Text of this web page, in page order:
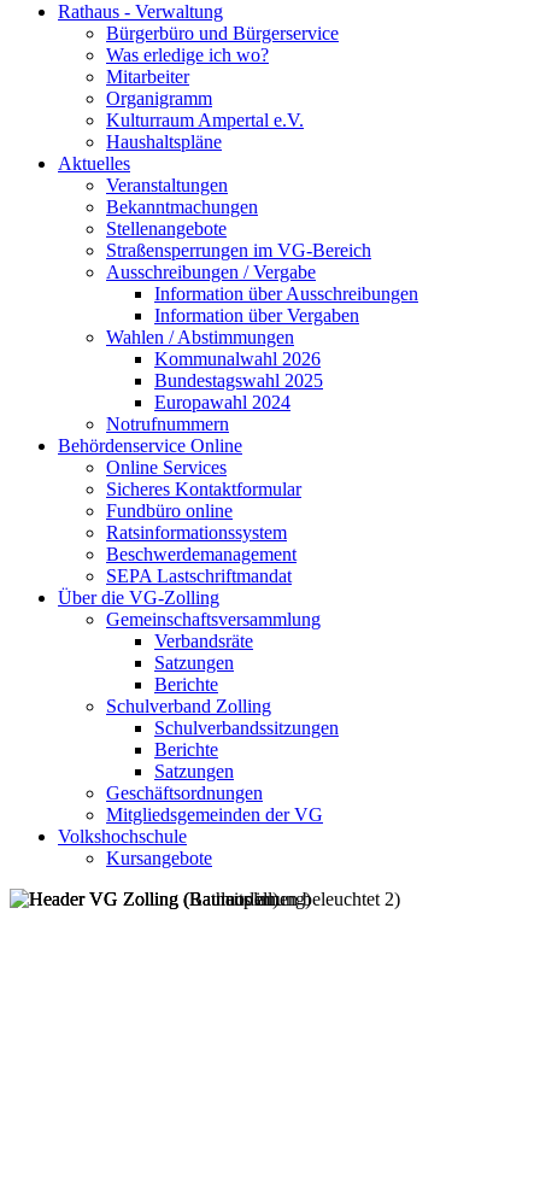
Rathaus - Verwaltung
Bürgerbüro und Bürgerservice
Was erledige ich wo?
Mitarbeiter
Organigramm
Kulturraum Ampertal e.V.
Haushaltspläne
Aktuelles
Veranstaltungen
Bekanntmachungen
Stellenangebote
Straßensperrungen im VG-Bereich
Ausschreibungen / Vergabe
Information über Ausschreibungen
Information über Vergaben
Wahlen / Abstimmungen
Kommunalwahl 2026
Bundestagswahl 2025
Europawahl 2024
Notrufnummern
Behördenservice Online
Online Services
Sicheres Kontaktformular
Fundbüro online
Ratsinformationssystem
Beschwerdemanagement
SEPA Lastschriftmandat
Über die VG-Zolling
Gemeinschaftsversammlung
Verbandsräte
Satzungen
Berichte
Schulverband Zolling
Schulverbandssitzungen
Berichte
Satzungen
Geschäftsordnungen
Mitgliedsgemeinden der VG
Volkshochschule
Kursangebote